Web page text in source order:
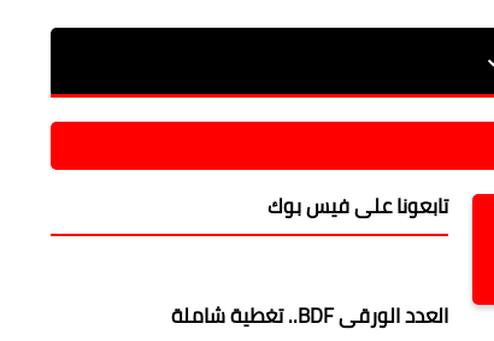
تابعونا على فيس بوك
العدد الورقى BDF.. تغطية شاملة